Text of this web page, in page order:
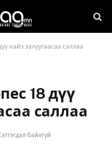
найз залуугаасаа саллаа
18 дүү
саллаа
байхгүй